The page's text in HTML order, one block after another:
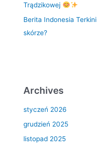
Trądzikowej
Berita Indonesia Terkini
skórze?
Archives
styczeń 2026
grudzień 2025
listopad 2025